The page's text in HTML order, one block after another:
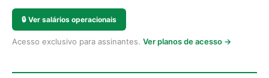
🔒 Ver salários operacionais
Acesso exclusivo para assinantes. Ver planos de acesso →